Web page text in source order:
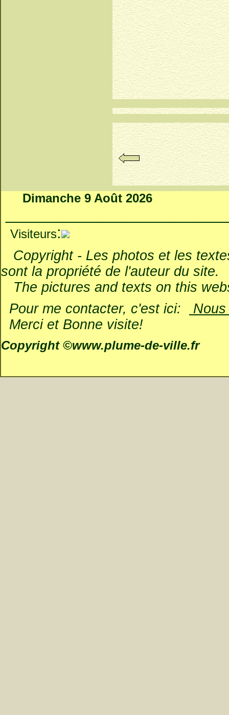
Dimanche 9 Août 2026
Visiteurs:
Copyright - Les photos et les
sont la propriété de l'auteur du site.
The pictures and texts on this
Pour me contacter, c'est ici:
Merci et Bonne visite!
Copyright ©www.plume-de-ville.fr